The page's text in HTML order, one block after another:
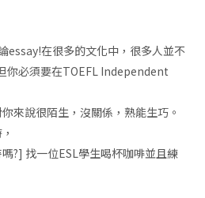
essay!在很多的文化中，很多人並不
你必須要在TOEFL Independent
來說很陌生，沒關係，熟能生巧。
?] 找一位ESL學生喝杯咖啡並且練